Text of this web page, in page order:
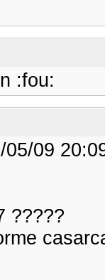
:fou:
05/09
?????